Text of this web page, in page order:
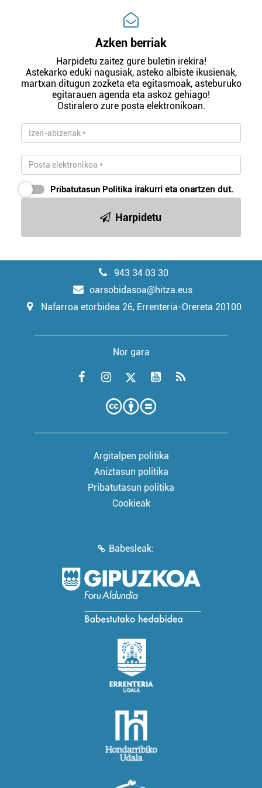
Azken berriak
Harpidetu zaitez gure buletin irekira!
Astekarko eduki nagusiak, asteko albiste ikusienak,
martxan ditugun zozketa eta egitasmoak, asteburuko
egitarauen agenda eta askoz gehiago!
Ostiralero zure posta elektronikoan.
Pribatutasun Politika irakurri eta onartzen dut.
Harpidetu
943 34 03 30
oarsobidasoa@hitza.eus
Nafarroa etorbidea 26, Errenteria-Orereta 20100
Nor gara
Argitalpen politika
Aniztasun politika
Pribatutasun politika
Cookieak
Babesleak: